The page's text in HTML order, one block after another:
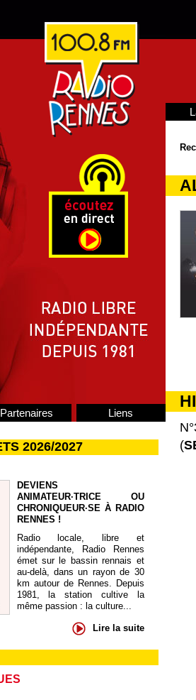
Partenaires Liens
2026/2027
DEVIENS
ANIMATEUR·TRICE OU
CHRONIQUEUR·SE À RADIO
RENNES !
Radio locale, libre et
indépendante, Radio Rennes
émet sur le bassin rennais et
au-delà, dans un rayon de 30
km autour de Rennes. Depuis
1981, la station cultive la
même passion : la culture...
Lire la suite
(